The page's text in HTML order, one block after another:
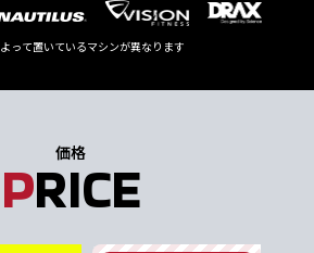
って置いているマシンが異なります
価格
PRICE